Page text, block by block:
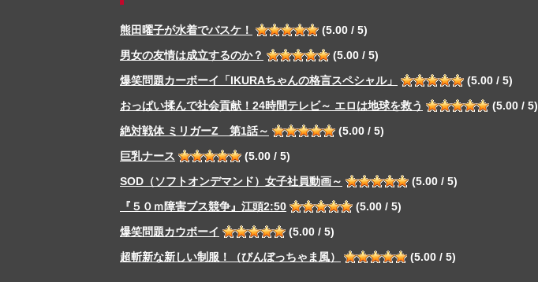
熊田曜子が水着でバスケ！
(5.00 / 5)
男女の友情は成立するのか？
(5.00 / 5)
爆笑問題カーボーイ「IKURAちゃんの格言スペシャル」
(5.00 / 5)
おっぱい揉んで社会貢献！24時間テレビ～ エロは地球を救う
(5.00 / 5)
絶対戦体 ミリガーZ 第1話～
(5.00 / 5)
巨乳ナース
(5.00 / 5)
SOD（ソフトオンデマンド）女子社員動画～
(5.00 / 5)
『５０ｍ障害ブス競争』江頭2:50
(5.00 / 5)
爆笑問題カウボーイ
(5.00 / 5)
超斬新な新しい制服！（びんぼっちゃま風）
(5.00 / 5)